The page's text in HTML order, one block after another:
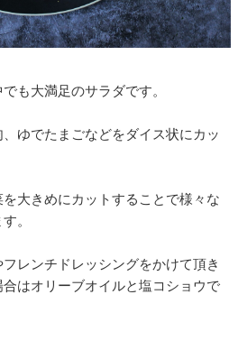
も大満足のサラダです。
ゆでたまごなどをダイス状にカッ
大きめにカットすることで様々な
。
レンチドレッシングをかけて頂き
はオリーブオイルと塩コショウで